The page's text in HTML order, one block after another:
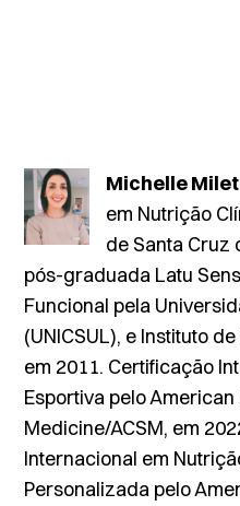
Michelle
em Nutrição
de Santa Cruz
pós-graduada Latu
Funcional pela
(UNICSUL), e Instituto
em 2011. Certificação
Esportiva pelo
Medicine/ACSM, em
Internacional em
Personalizada pelo